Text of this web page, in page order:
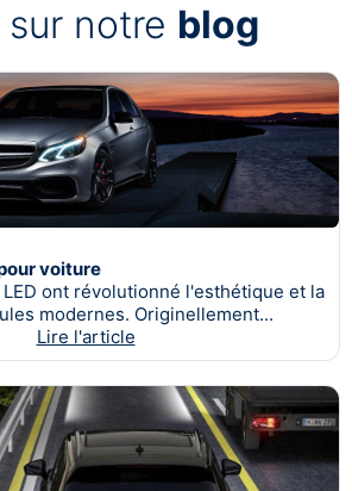
sur notre blog
voiture
ont révolutionné l'esthétique et la
modernes. Originellement...
Lire l'article